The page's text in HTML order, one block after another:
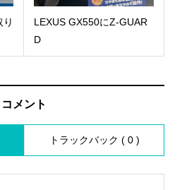
LEXUS GX550にZ-GUAR
D
コメント
トラックバック ( 0 )